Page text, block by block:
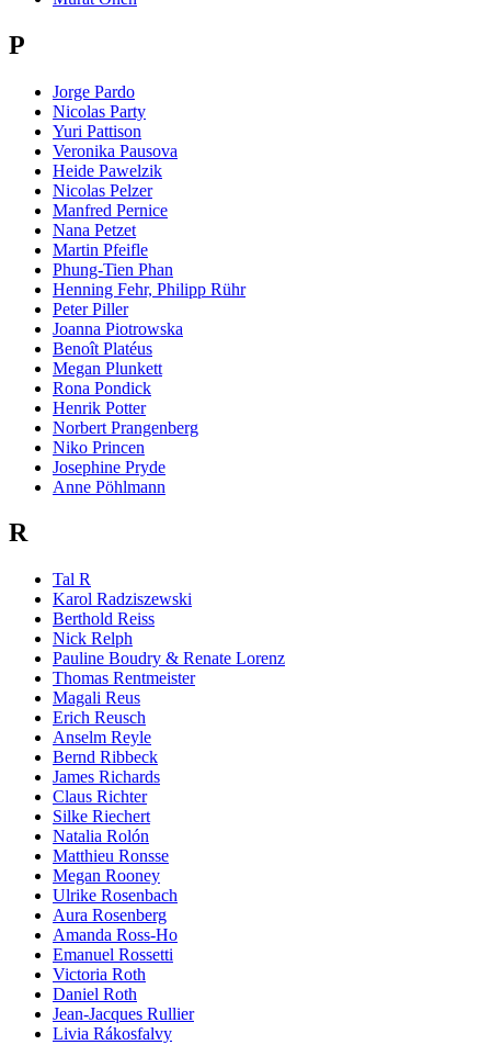
P
Jorge Pardo
Nicolas Party
Yuri Pattison
Veronika Pausova
Heide Pawelzik
Nicolas Pelzer
Manfred Pernice
Nana Petzet
Martin Pfeifle
Phung-Tien Phan
Henning Fehr, Philipp Rühr
Peter Piller
Joanna Piotrowska
Benoît Platéus
Megan Plunkett
Rona Pondick
Henrik Potter
Norbert Prangenberg
Niko Princen
Josephine Pryde
Anne Pöhlmann
R
Tal R
Karol Radziszewski
Berthold Reiss
Nick Relph
Pauline Boudry & Renate Lorenz
Thomas Rentmeister
Magali Reus
Erich Reusch
Anselm Reyle
Bernd Ribbeck
James Richards
Claus Richter
Silke Riechert
Natalia Rolón
Matthieu Ronsse
Megan Rooney
Ulrike Rosenbach
Aura Rosenberg
Amanda Ross-Ho
Emanuel Rossetti
Victoria Roth
Daniel Roth
Jean-Jacques Rullier
Livia Rákosfalvy